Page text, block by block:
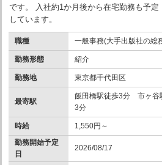
です。 入社約1か月後から在宅勤務も予定
しています。
職種 一般事務(大手出版社の総
勤務形態 紹介
勤務地 東京都千代田区
最寄駅
飯田橋駅徒歩3分 市ヶ谷
3分
時給
1,550円～
勤務開始予定
日
2026/08/17